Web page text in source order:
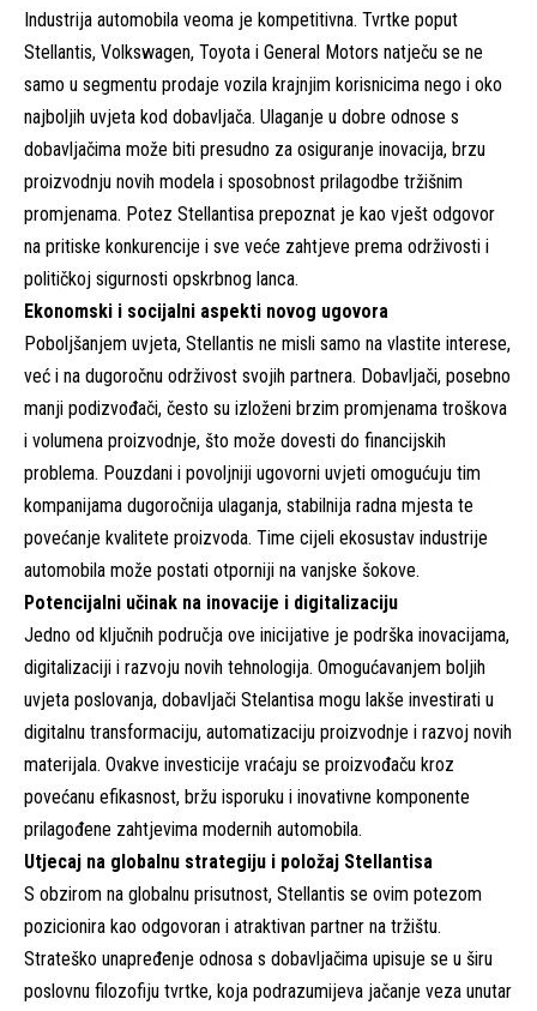
Industrija automobila veoma je kompetitivna. Tvrtke poput
Stellantis, Volkswagen, Toyota i General Motors natječu se ne
samo u segmentu prodaje vozila krajnjim korisnicima nego i oko
najboljih uvjeta kod dobavljača. Ulaganje u dobre odnose s
dobavljačima može biti presudno za osiguranje inovacija, brzu
proizvodnju novih modela i sposobnost prilagodbe tržišnim
promjenama. Potez Stellantisa prepoznat je kao vješt odgovor
na pritiske konkurencije i sve veće zahtjeve prema održivosti i
političkoj sigurnosti opskrbnog lanca.
Ekonomski i socijalni aspekti novog ugovora
Poboljšanjem uvjeta, Stellantis ne misli samo na vlastite interese,
već i na dugoročnu održivost svojih partnera. Dobavljači, posebno
manji podizvođači, često su izloženi brzim promjenama troškova
i volumena proizvodnje, što može dovesti do financijskih
problema. Pouzdani i povoljniji ugovorni uvjeti omogućuju tim
kompanijama dugoročnija ulaganja, stabilnija radna mjesta te
povećanje kvalitete proizvoda. Time cijeli ekosustav industrije
automobila može postati otporniji na vanjske šokove.
Potencijalni učinak na inovacije i digitalizaciju
Jedno od ključnih područja ove inicijative je podrška inovacijama,
digitalizaciji i razvoju novih tehnologija. Omogućavanjem boljih
uvjeta poslovanja, dobavljači Stelantisa mogu lakše investirati u
digitalnu transformaciju, automatizaciju proizvodnje i razvoj novih
materijala. Ovakve investicije vraćaju se proizvođaču kroz
povećanu efikasnost, bržu isporuku i inovativne komponente
prilagođene zahtjevima modernih automobila.
Utjecaj na globalnu strategiju i položaj Stellantisa
S obzirom na globalnu prisutnost, Stellantis se ovim potezom
pozicionira kao odgovoran i atraktivan partner na tržištu.
Strateško unapređenje odnosa s dobavljačima upisuje se u širu
poslovnu filozofiju tvrtke, koja podrazumijeva jačanje veza unutar